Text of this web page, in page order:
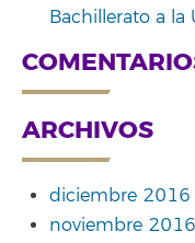
Bachillerato a la
ARCHIVOS
diciembre 2016
noviembre 2016